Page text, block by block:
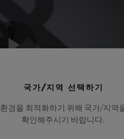
Video
국가/지역 선택하기
환경을 최적화하기 위해 국가/지역
확인해주시기 바랍니다.